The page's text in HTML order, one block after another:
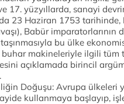
17. yüzyıllarda, sanayi
23 Haziran 1753 tarihinde,
Babür
bu ülke
makineleriyle ilgili tüm
açıklamada birincil
Doğuşu: Avrupa
kullanmaya başlayıp,